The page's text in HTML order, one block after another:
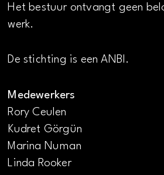
Het bestuur ontvangt geen
werk.
De stichting is een ANBI.
Medewerkers
Rory Ceulen
Kudret Görgün
Marina Numan
Linda Rooker